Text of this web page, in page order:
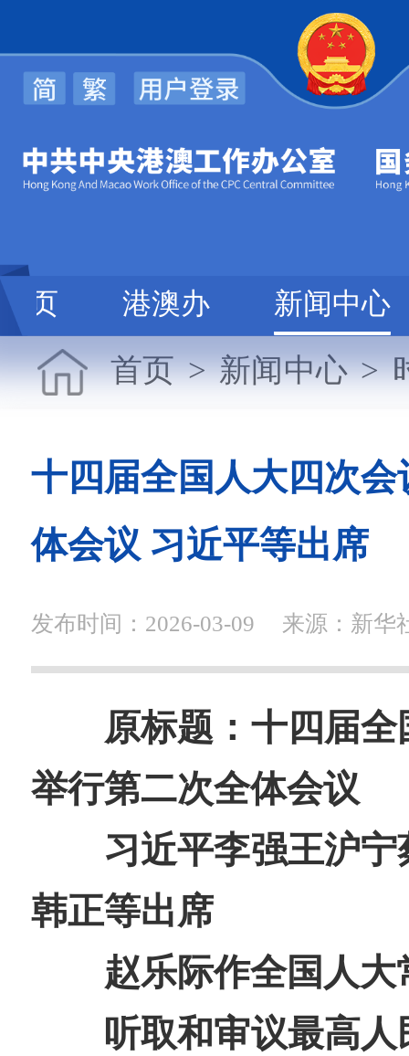
首页 港澳办 新闻中心
首页>新闻中心>
十四届全国人大四次
体会议 习近平等出席
发布时间：2026-03-09 来源：新华
原标题：十四届
举行第二次全体会议
习近平李强王沪
韩正等出席
赵乐际作全国人
听取和审议最高